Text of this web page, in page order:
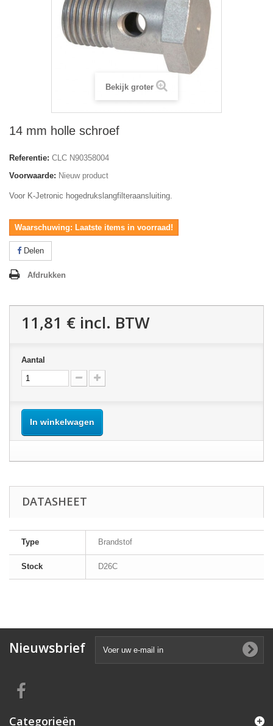
Bekijk groter
14 mm holle schroef
Referentie: CLC N90358004
Voorwaarde: Nieuw product
Voor K-Jetronic hogedrukslangfilteraansluiting.
Waarschuwing: Laatste items in voorraad!
Delen
Afdrukken
11,81 € incl. BTW
Aantal
In winkelwagen
DATASHEET
Type Brandstof
Stock D26C
Nieuwsbrief
Categorieën